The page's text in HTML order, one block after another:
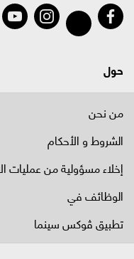
حول
من نحن
الشروط و الأحكام
إخلاء مسؤولية من عمليات
الوظائف في
تطبيق ڤوكس سينما